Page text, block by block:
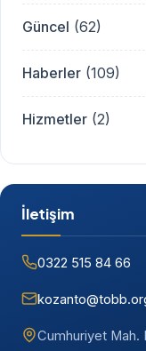
Güncel (62)
Haberler (109)
Hizmetler (2)
İletişim
0322 515 84 66
Cumhuriyet Mah.